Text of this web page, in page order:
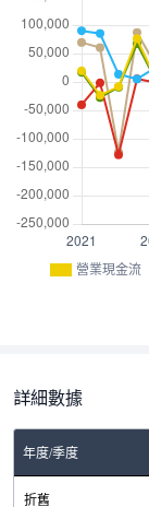
營業現金流
詳細數據
年度/季度
折舊